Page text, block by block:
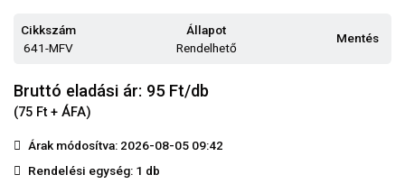
Cikkszám
641-MFV
Állapot
Rendelhető
Mentés
Bruttó eladási ár: 95Ft/db
(75 Ft + ÁFA)
Árak módosítva: 2026-08-05 09:42
Rendelési egység: 1 db